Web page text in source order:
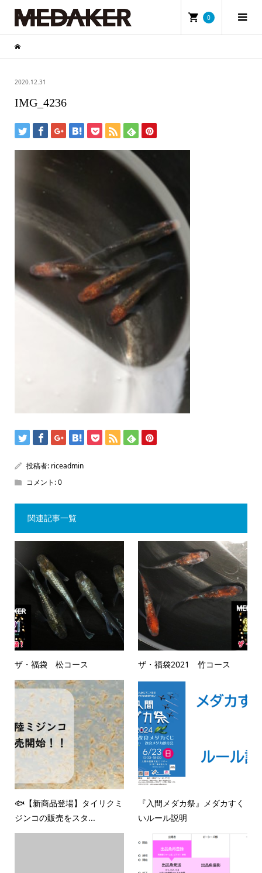
0
2020.12.31
IMG_4236
投稿者: riceadmin
コメント:0
関連記事一覧
ザ・福袋 松コース ザ・福袋2021 竹コース
🐟【新商品登場】タイリクミ
ジンコの販売をスタ...
『入間メダカ祭』メダカすく
いルール説明